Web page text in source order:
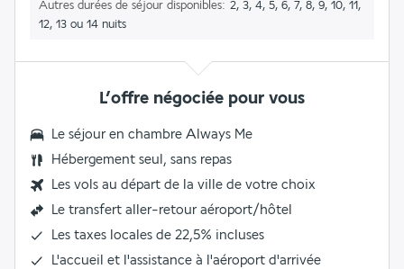
Autres durées de séjour disponibles
2, 3, 4, 5, 6, 7, 8, 9, 10, 11,
12, 13 ou 14 nuits
L’offre négociée pour vous
Le séjour en chambre Always Me
Hébergement seul, sans repas
Les vols au départ de la ville de votre choix
Le transfert aller-retour aéroport/hôtel
Les taxes locales de 22,5% incluses
L'accueil et l'assistance à l'aéroport d'arrivée